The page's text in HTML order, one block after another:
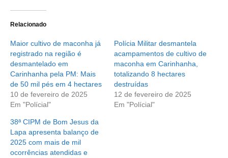
Relacionado
Maior cultivo de maconha já
registrado na região é
desmantelado em
Carinhanha pela PM: Mais
de 50 mil pés em 4 hectares
10 de fevereiro de 2025
Em "Polícial"
Polícia Militar desmantela
acampamentos de cultivo de
maconha em Carinhanha,
totalizando 8 hectares
destruídas
12 de fevereiro de 2025
Em "Polícial"
38ª CIPM de Bom Jesus da
Lapa apresenta balanço de
2025 com mais de mil
ocorrências atendidas e